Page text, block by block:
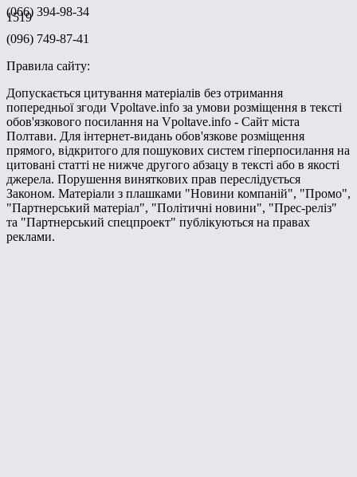
1519
(066) 394-98-34
(096) 749-87-41
Правила сайту:
Допускається цитування матеріалів без отримання
попередньої згоди Vpoltave.info за умови розміщення в тексті
обов'язкового посилання на Vpoltave.info - Сайт міста
Полтави. Для інтернет-видань обов'язкове розміщення
прямого, відкритого для пошукових систем гіперпосилання на
цитовані статті не нижче другого абзацу в тексті або в якості
джерела. Порушення виняткових прав переслідується
Законом. Матеріали з плашками "Новини компаній", "Промо",
"Партнерський матеріал", "Політичні новини", "Прес-реліз"
та "Партнерський спецпроект" публікуються на правах
реклами.